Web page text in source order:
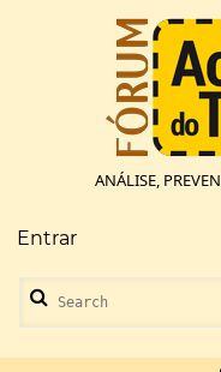
ANÁLISE,
Menu
de
conta
de
usuário
Entrar
Search